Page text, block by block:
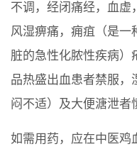
不调，经闭痛经，血虚
风湿痹痛，痈疽（是一
脏的急性化脓性疾病）
品热盛出血患者禁服，
闷不适）及大便溏泄者
如需用药，应在中医鸡